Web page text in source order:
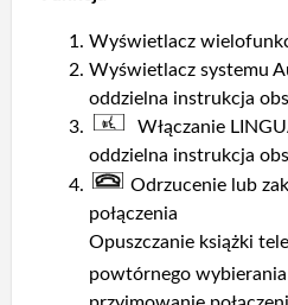
Wyświetlacz
Wyświetlacz systemu
oddzielna instrukcja
Włączanie
oddzielna instrukcja
Odrzucenie lub
połączenia
Opuszczanie książki
powtórnego wybierania